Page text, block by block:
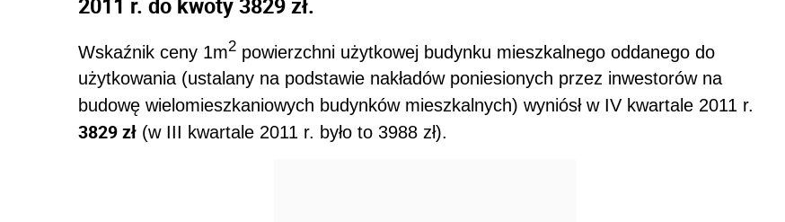
Wskaźnik ceny 1m2 powierzchni użytkowej budynku mieszkalnego oddanego do
użytkowania (ustalany na podstawie nakładów poniesionych przez inwestorów na
budowę wielomieszkaniowych budynków mieszkalnych) wyniósł w IV kwartale 2011 r.
3829 zł (w III kwartale 2011 r. było to 3988 zł).